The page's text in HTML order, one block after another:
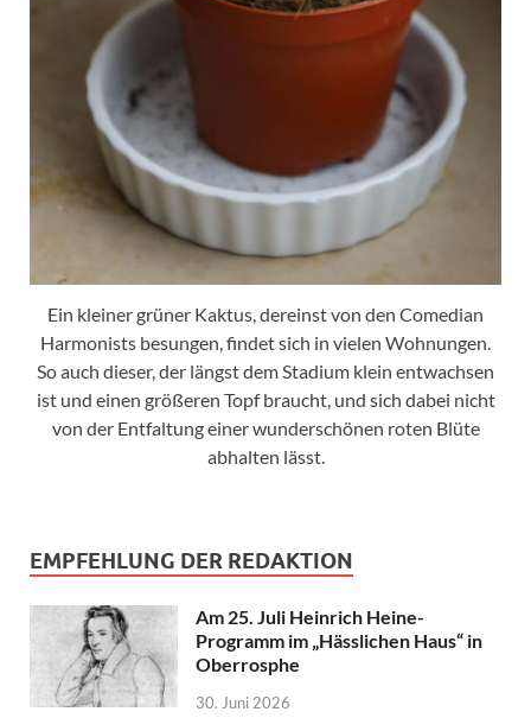
Ein kleiner grüner Kaktus, dereinst von den Comedian
Harmonists besungen, findet sich in vielen Wohnungen.
So auch dieser, der längst dem Stadium klein entwachsen
ist und einen größeren Topf braucht, und sich dabei nicht
von der Entfaltung einer wunderschönen roten Blüte
abhalten lässt.
EMPFEHLUNG DER REDAKTION
Am 25. Juli Heinrich Heine-
Programm im „Hässlichen Haus“ in
Oberrosphe
30. Juni 2026